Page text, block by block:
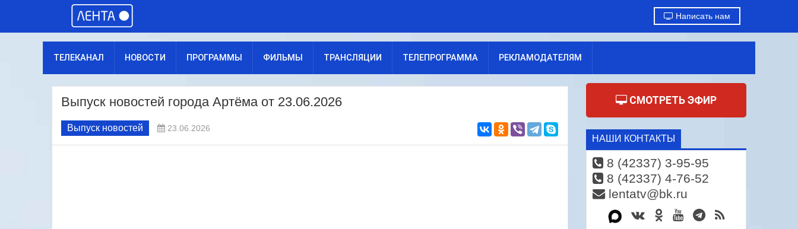
Написать нам
ТЕЛЕКАНАЛ НОВОСТИ ПРОГРАММЫ ФИЛЬМЫ ТРАНСЛЯЦИИ ТЕЛЕПРОГРАММА РЕКЛАМОДАТЕЛЯМ
Выпуск новостей города Артёма от 23.06.2026
Выпуск новостей 23.06.2026
СМОТРЕТЬ ЭФИР
НАШИ КОНТАКТЫ
8 (42337) 3-95-95
8 (42337) 4-76-52
lentatv@bk.ru